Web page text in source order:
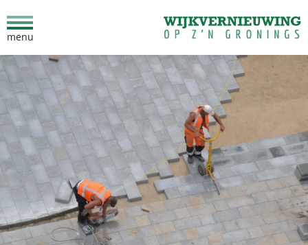
Ga direct naar inhoud
menu